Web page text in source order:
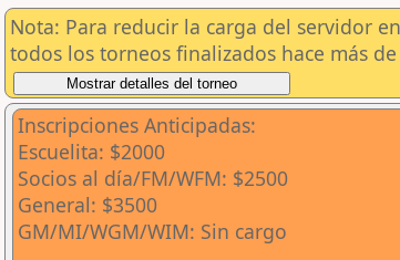
Nota: Para reducir la carga del servidor
todos los torneos finalizados hace más
Inscripciones Anticipadas:
Escuelita: $2000
Socios al día/FM/WFM: $2500
General: $3500
GM/MI/WGM/WIM: Sin cargo